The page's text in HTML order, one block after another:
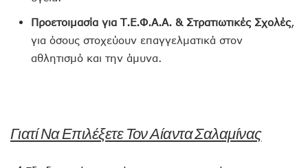
Προετοιμασία για Τ.Ε.Φ.Α.Α. & Στρατιωτικές Σχολές,
για όσους στοχεύουν επαγγελματικά στον
αθλητισμό και την άμυνα.
Γιατί Να Επιλέξετε Τον Αίαντα Σαλαμίνας